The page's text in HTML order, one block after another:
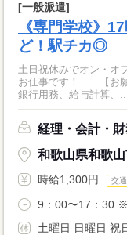
[一般派遣]
《専門学校》
ど！駅チカ◎
土日祝休みでオン・オ
お仕事です！ 【お願
銀行用務、給与計算、
経理・会計・
和歌山県和歌山
時給1,300円 交
9：00〜17：30 ※
土曜日 日曜日 祝